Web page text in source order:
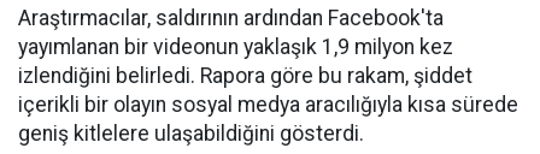
Araştırmacılar, saldırının ardından Facebook'ta
yayımlanan bir videonun yaklaşık 1,9 milyon kez
izlendiğini belirledi. Rapora göre bu rakam, şiddet
içerikli bir olayın sosyal medya aracılığıyla kısa sürede
geniş kitlelere ulaşabildiğini gösterdi.